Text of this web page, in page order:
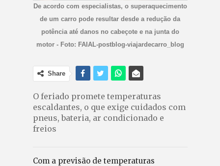
De acordo com especialistas, o superaquecimento
de um carro pode resultar desde a redução da
potência até danos no cabeçote e na junta do
motor - Foto: FAIAL-postblog-viajardecarro_blog
Share
O feriado promete temperaturas
escaldantes, o que exige cuidados com
pneus, bateria, ar condicionado e
freios
Com a previsão de temperaturas